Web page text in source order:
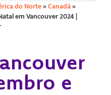
do Norte»Canadá»
em Vancouver 2024 |
e